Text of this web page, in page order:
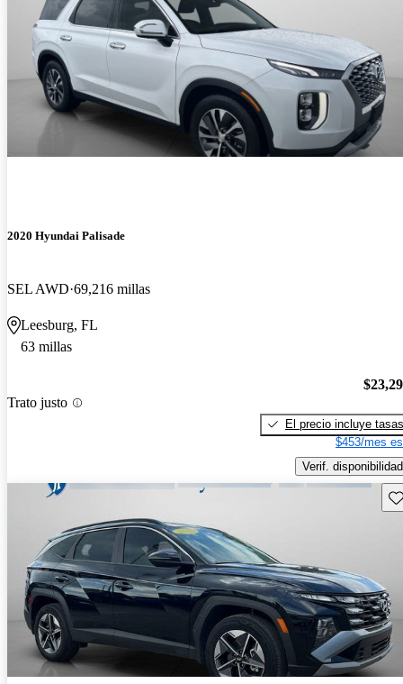
2020 Hyundai Palisade
SEL AWD 69,216 millas
Leesburg, FL
63 millas
Trato justo
El precio incluye tasas
$453/mes
Verif. disponibilidad